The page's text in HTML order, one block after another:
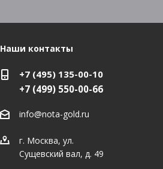
Наши контакты
+7 (495) 135-00-10
+7 (499) 550-00-66
info@nota-gold.ru
г. Москва, ул.
Сущевский вал, д. 49